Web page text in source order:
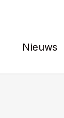
Nieuws